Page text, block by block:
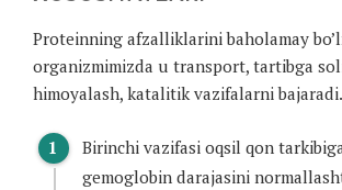
Proteinning afzalliklarini baholamay
organizmimizda u transport, tartibga
himoyalash, katalitik vazifalarni bajaradi.
Birinchi vazifasi oqsil qon
gemoglobin darajasini